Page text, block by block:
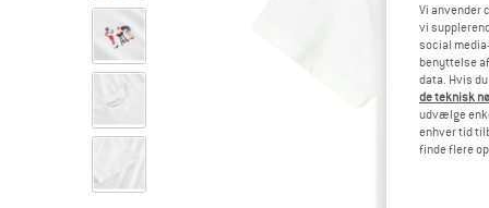
Vi anvender
vi
social
benyttelse
data. Hvis
de teknisk
udvælge
enhver tid
finde flere